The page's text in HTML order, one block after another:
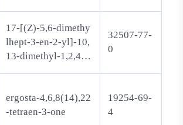
17-[(Z)-5,6-dimethy
lhept-3-en-2-yl]-10,
13-dimethyl-1,2,4,5,
penta[a]phenanthre
n-3-one
32507-77-
0
ergosta-4,6,8(14),22
-tetraen-3-one
19254-69-
4